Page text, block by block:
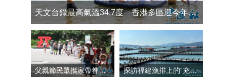
天文台錄最高氣溫34.7度 香港多區迎今年最熱一天
父親節民眾攜家帶眷出遊 探訪福建漁排上的“充電寶”